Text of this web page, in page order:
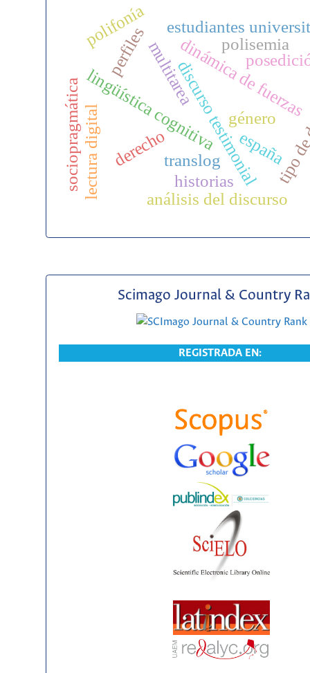
dinámica de fuerzas
discurso testimonial
lingüística cognitiva
análisis del discurso
translog tipo
sociopragmática derecho
género
historias
estudiantes
lectura digital
multitarea
perfiles polisemia
polifonía
españa
Scimago Journal & Country
REGISTRADA EN: